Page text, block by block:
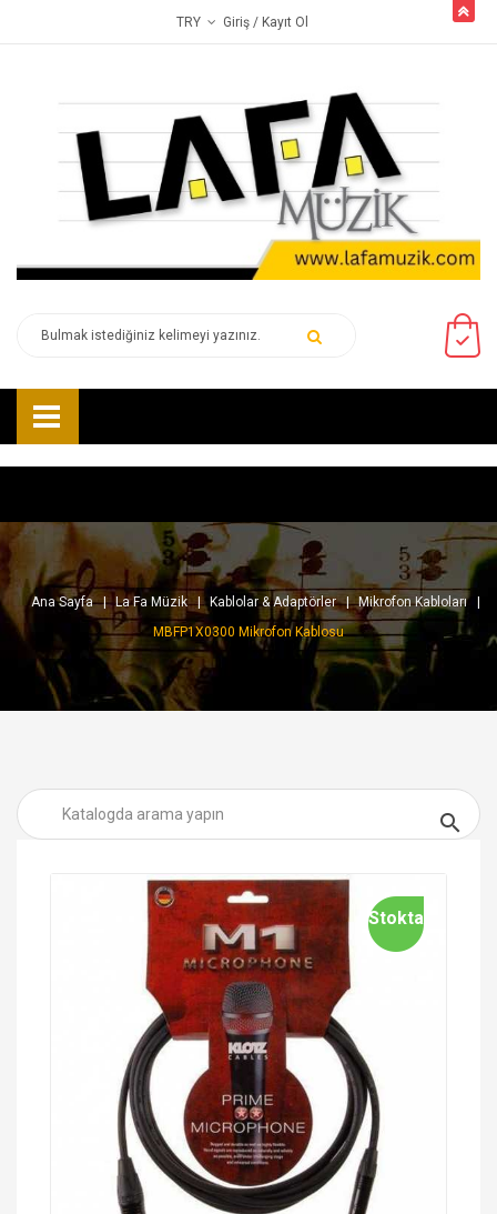
TRY Giriş / Kayıt Ol
Ana Sayfa La Fa Müzik Kablolar & Adaptörler
Mikrofon Kabloları
MBFP1X0300 Mikrofon Kablosu

Stokta